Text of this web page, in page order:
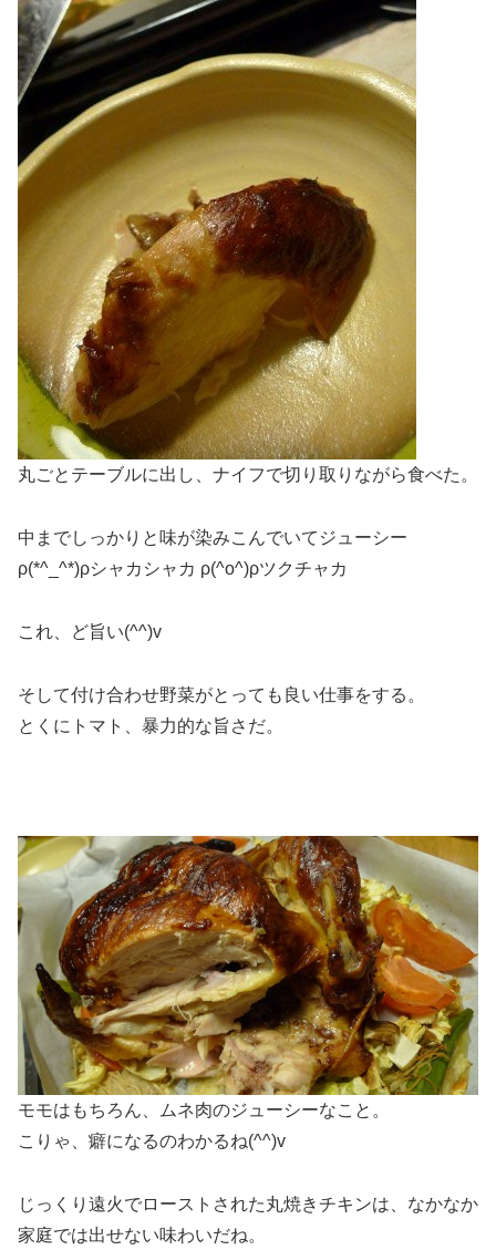
丸ごとテーブルに出し、ナイフで切り取りながら食べた。
中までしっかりと味が染みこんでいてジューシー
ρ(*^_^*)ρシャカシャカ ρ(^o^)ρツクチャカ
これ、ど旨い(^^)v
そして付け合わせ野菜がとっても良い仕事をする。
とくにトマト、暴力的な旨さだ。
モモはもちろん、ムネ肉のジューシーなこと。
こりゃ、癖になるのわかるね(^^)v
じっくり遠火でローストされた丸焼きチキンは、なかなか
家庭では出せない味わいだね。